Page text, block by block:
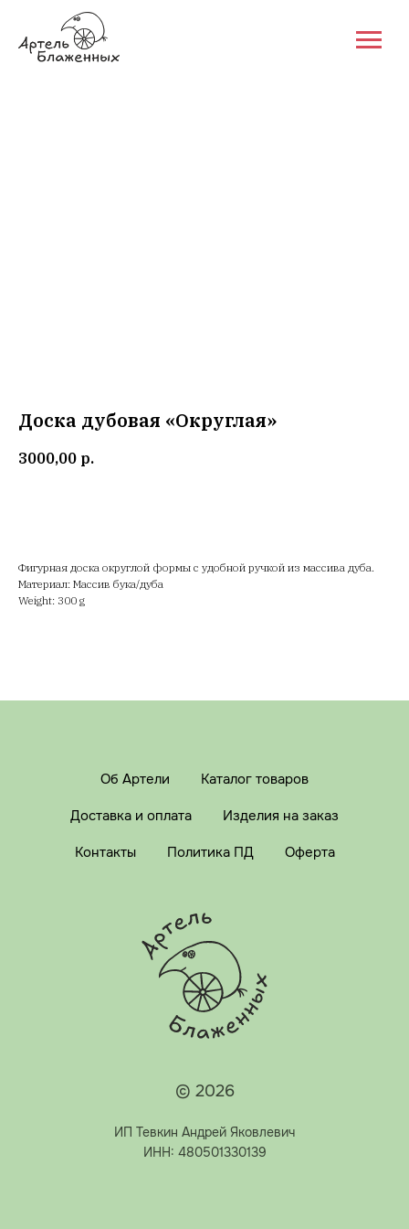
Доска дубовая «Округлая»
3000,00 р.
Фигурная доска округлой формы с удобной ручкой из массива дуба.
Материал: Массив бука/дуба
Weight: 300 g
Об Артели
Каталог товаров
Доставка и оплата
Изделия на заказ
Контакты
Политика ПД Оферта
© 2026
ИП Тевкин Андрей Яковлевич
ИНН: 480501330139